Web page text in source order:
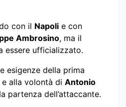
con il Napoli e con
Ambrosino, ma il
essere ufficializzato.
esigenze della prima
alla volontà di Antonio
partenza dell’attaccante.